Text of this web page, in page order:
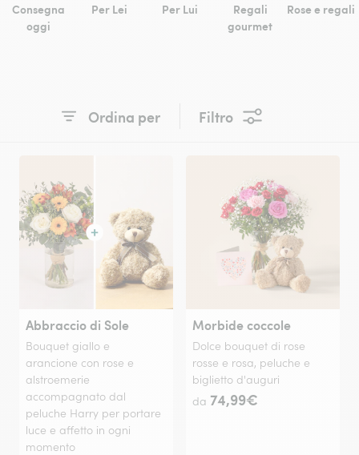
Consegna
oggi
Per Lei Per Lui
Regali
gourmet
Rose e regali
Ordina per Filtro
Abbraccio di Sole
Bouquet giallo e
arancione con rose e
alstroemerie
accompagnato dal
peluche Harry per portare
luce e affetto in ogni
momento
Morbide coccole
Dolce bouquet di rose
rosse e rosa, peluche e
biglietto d'auguri
da 74,99€